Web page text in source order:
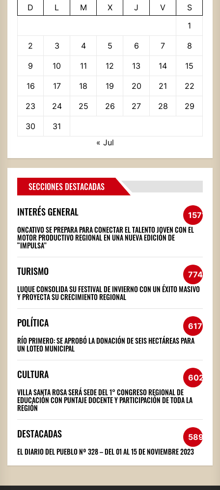
D L M X J V
S
1
2 3 4 5 6 7 8
9 10 11 12 13 14 15
16 17 18 19 20 21 22
23 24 25 26 27 28 29
30
31
« Jul
SECCIONES DESTACADAS
INTERÉS GENERAL 1571
ONCATIVO SE PREPARA PARA CONECTAR EL TALENTO JOVEN CON EL
MOTOR PRODUCTIVO REGIONAL EN UNA NUEVA EDICIÓN DE
“IMPULSA”
TURISMO 774
LUQUE CONSOLIDA SU FESTIVAL DE INVIERNO CON UN ÉXITO MASIVO
Y PROYECTA SU CRECIMIENTO REGIONAL
POLÍTICA 617
RÍO PRIMERO: SE APROBÓ LA DONACIÓN DE SEIS HECTÁREAS PARA
UN LOTEO MUNICIPAL
CULTURA 602
VILLA SANTA ROSA SERÁ SEDE DEL 1° CONGRESO REGIONAL DE
EDUCACIÓN CON PUNTAJE DOCENTE Y PARTICIPACIÓN DE TODA LA
REGIÓN
DESTACADAS 589
EL DIARIO DEL PUEBLO Nº 328 – DEL 01 AL 15 DE NOVIEMBRE 2023